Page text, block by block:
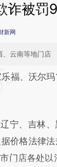
诈被罚
新网
、云南等地门店
第三方
福、沃尔
辽宁、吉林
价格法律
门店各处